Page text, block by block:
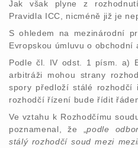
Jak však plyne z
Pravidla ICC, nicméně již je
S ohledem na mezinárodní
Evropskou úmluvu o obchodní
Podle čl. IV odst. 1 písm. a)
arbitráži mohou strany
spory předloží stálé rozhodčí
rozhodčí řízení bude řídit
Ve vztahu k Rozhodčímu
poznamenal, že „podle
stálý rozhodčí soud mezi